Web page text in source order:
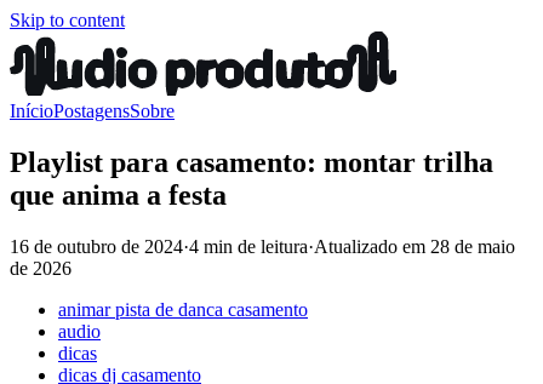
Skip to content
InícioPostagensSobre
Playlist para casamento: montar trilha
que anima a festa
16 de outubro de 2024·4 min de leitura·Atualizado em 28 de maio
de 2026
animar pista de danca casamento
audio
dicas
dicas dj casamento